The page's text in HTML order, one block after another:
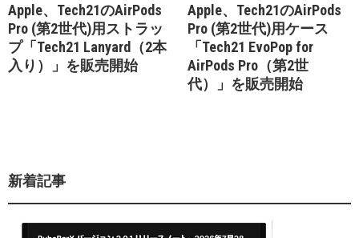
Apple、Tech21のAirPods
Pro (第2世代)用ストラッ
プ「Tech21 Lanyard（2本
入り）」を販売開始
Apple、Tech21のAirPods
Pro (第2世代)用ケース
「Tech21 EvoPop for
AirPods Pro（第2世
代）」を販売開始
新着記事